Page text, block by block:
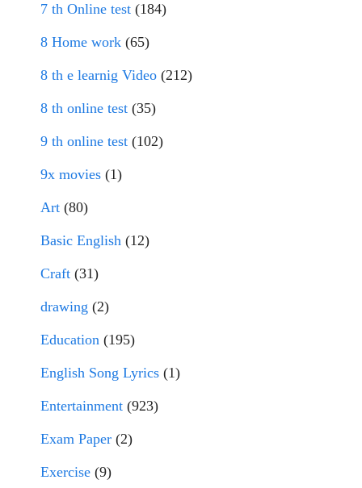
7 th Online test (184)
8 Home work (65)
8 th e learnig Video (212)
8 th online test (35)
9 th online test (102)
9x movies (1)
Art (80)
Basic English (12)
Craft (31)
drawing (2)
Education (195)
English Song Lyrics (1)
Entertainment (923)
Exam Paper (2)
Exercise (9)